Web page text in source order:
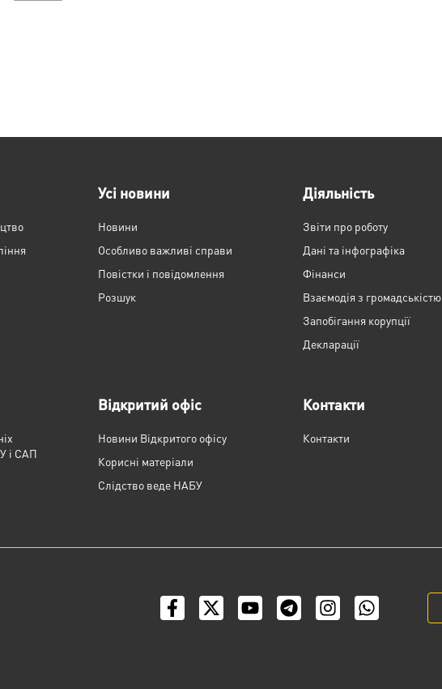
Усі новини
Новини
Особливо важливі справи
Повістки і повідомлення
Розшук
Діяльність
Звіти про роботу
Дані та інфографіка
Фінанси
Взаємодія з громадськістю
Запобігання корупції
Декларації
і САП
Відкритий офіс
Новини Відкритого офісу
Корисні матеріали
Слідство веде НАБУ
Контакти
Контакти